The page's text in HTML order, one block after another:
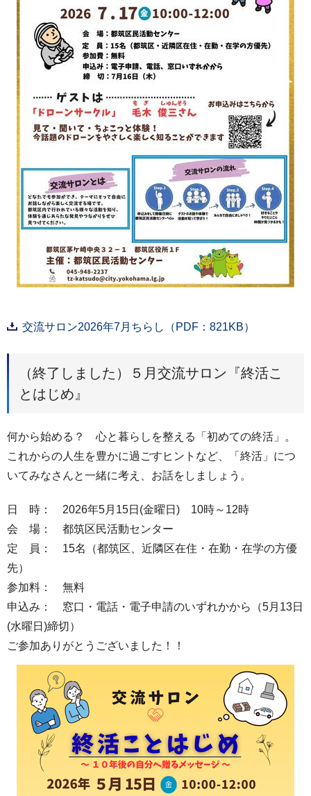
交流サロン2026年7月ちらし（PDF：821KB）
（終了しました）５月交流サロン『終活こ
とはじめ』
何から始める？ 心と暮らしを整える「初めての終活」。
これからの人生を豊かに過ごすヒントなど、「終活」につ
いてみなさんと一緒に考え、お話をしましょう。
日 時： 2026年5月15日(金曜日) 10時～12時
会 場： 都筑区民活動センター
定 員： 15名（都筑区、近隣区在住・在勤・在学の方優
先）
参加料： 無料
申込み： 窓口・電話・電子申請のいずれかから（5月13日
(水曜日)締切）
ご参加ありがとうございました！！